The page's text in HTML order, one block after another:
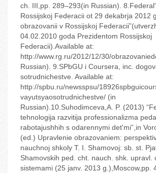
ch. III,pp. 289–293(in Russian).
Rossijskoj Federacii ot 29 dekabrja 2012
obrazovanii v Rossijskoj
04.02.2010 goda Prezidentom Rossijskoj
Federacii).Available at:
http://www.rg.ru/2012/12/30/
Russian). 9.SPbGU i Coursera, inc.
sotrudnichestve. Available at:
http://spbu.ru/newsspsu/
vayutsyaosotrudnichestve/ (in
Russian).10.Suhodimceva,A. P. (2013)
tehnologija razvitija professionalizma
rabotajushhih s odarennymi det'mi”,in
(ed.) Upravlenie obrazovaniem:
nauchnoj shkoly T. I. Shamovoj: sb. st.
Shamovskih ped. cht. nauch. shk. upravl.
sistemami (25 janv. 2013 g.),Moscow,pp.